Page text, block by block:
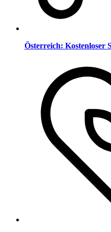
Österreich: Kostenloser